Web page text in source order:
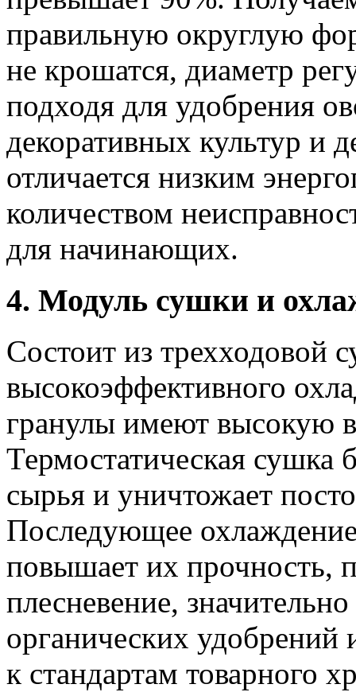
правильную округлую
не крошатся, диаметр
подходя для удобрения
декоративных культур и
отличается низким
количеством
для начинающих.
4. Модуль сушки и
Состоит из
высокоэффективного
гранулы имеют высокую
Термостатическая сушка
сырья и уничтожает
Последующее
повышает их прочность,
плесневение,
органических
к стандартам товарного